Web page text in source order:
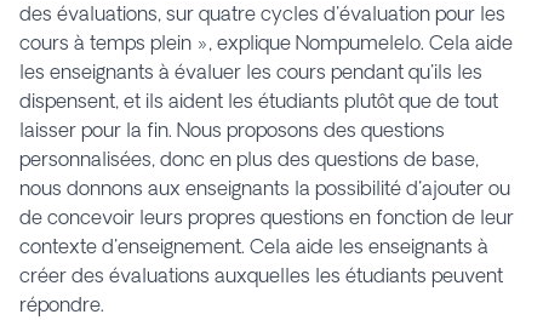
des évaluations, sur quatre cycles d'évaluation pour les
cours à temps plein », explique Nompumelelo. Cela aide
les enseignants à évaluer les cours pendant qu'ils les
dispensent, et ils aident les étudiants plutôt que de tout
laisser pour la fin. Nous proposons des questions
personnalisées, donc en plus des questions de base,
nous donnons aux enseignants la possibilité d'ajouter ou
de concevoir leurs propres questions en fonction de leur
contexte d'enseignement. Cela aide les enseignants à
créer des évaluations auxquelles les étudiants peuvent
répondre.